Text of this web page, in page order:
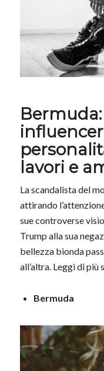
lavori e
La scandalista del
attirando
sue controverse
Trump alla sua
bellezza bionda
all’altra. Leggi di più
Bermuda